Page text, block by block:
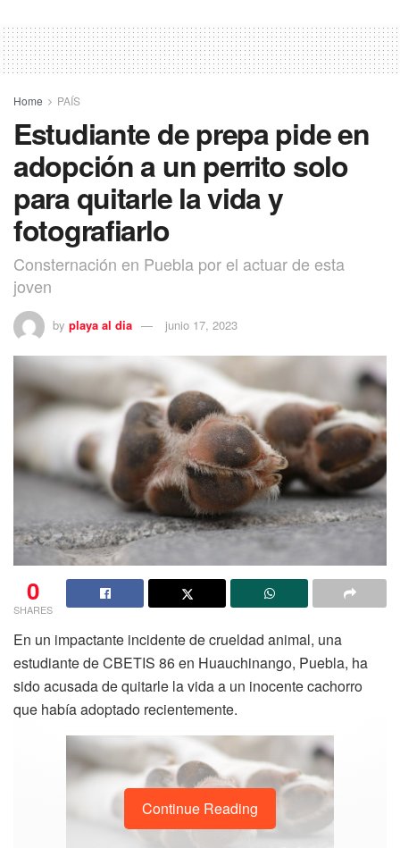
Home PAÍS
Estudiante de prepa pide en
adopción a un perrito solo
para quitarle la vida y
fotografiarlo
Consternación en Puebla por el actuar de esta
joven
by playa al dia junio 17, 2023
0
SHARES
En un impactante incidente de crueldad animal, una
estudiante de CBETIS 86 en Huauchinango, Puebla, ha
sido acusada de quitarle la vida a un inocente cachorro
que había adoptado recientemente.
Continue Reading